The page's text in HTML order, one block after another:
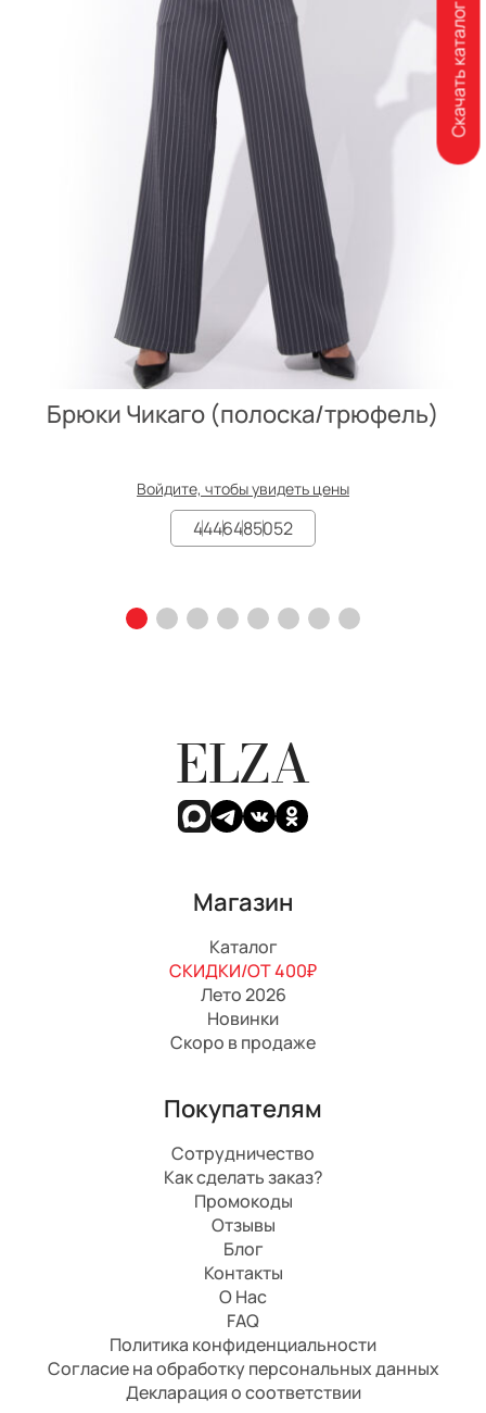
Брюки Чикаго (полоска/трюфель)
Войдите, чтобы увидеть цены
4446485052
ELZA
Магазин
Каталог
СКИДКИ/ОТ 400₽
Лето 2026
Новинки
Скоро в продаже
Покупателям
Сотрудничество
Как сделать заказ?
Промокоды
Отзывы
Блог
Контакты
О Нас
FAQ
Политика конфиденциальности
Согласие на обработку персональных данных
Декларация о соответствии
Скачать каталог